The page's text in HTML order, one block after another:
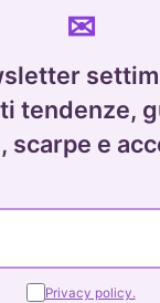
tendenze,
scarpe e
Privacy policy.